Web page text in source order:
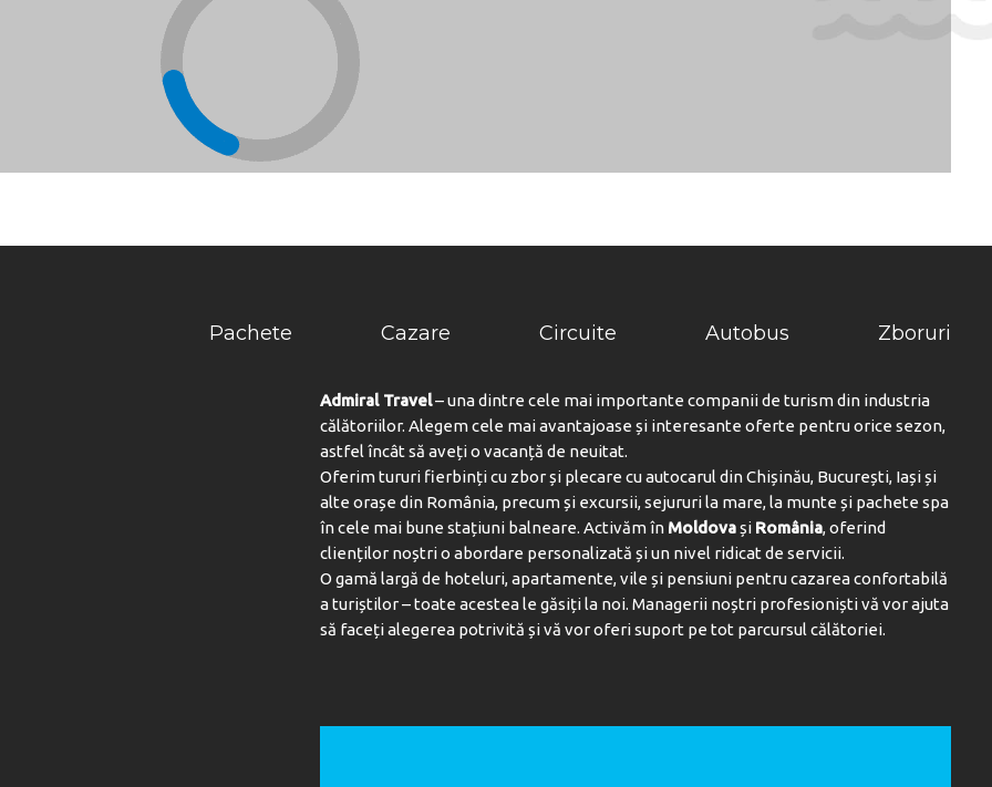
Pachete Cazare Circuite Autobus Zboruri
Admiral Travel– una dintre cele mai importante companii de turism din industria
călătoriilor. Alegem cele mai avantajoase și interesante oferte pentru orice sezon,
astfel încât să aveți o vacanță de neuitat.
Oferim tururi fierbinți cu zbor și plecare cu autocarul din Chișinău, București, Iași și
alte orașe din România, precum și excursii, sejururi la mare, la munte și pachete spa
în cele mai bune stațiuni balneare. Activăm în Moldovași România, oferind
clienților noștri o abordare personalizată și un nivel ridicat de servicii.
O gamă largă de hoteluri, apartamente, vile și pensiuni pentru cazarea confortabilă
a turiștilor – toate acestea le găsiți la noi. Managerii noștri profesioniști vă vor ajuta
să faceți alegerea potrivită și vă vor oferi suport pe tot parcursul călătoriei.